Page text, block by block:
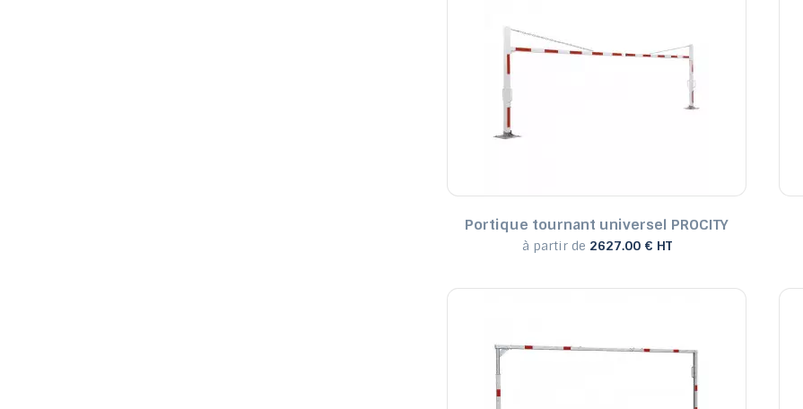
Portique tournant universel PROCITY
à partir de 2627.00 € HT